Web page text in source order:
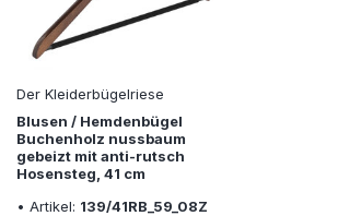
Der Kleiderbügelriese
Blusen / Hemdenbügel
Buchenholz nussbaum
gebeizt mit anti-rutsch
Hosensteg, 41 cm
• Artikel: 139/41RB_59_08Z